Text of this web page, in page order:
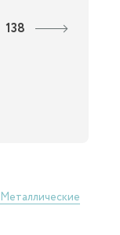
138
Металлические